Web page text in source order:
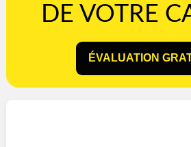
DE VOTRE
ÉVALUATION